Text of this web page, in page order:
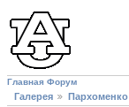
Главная Форум
Галерея